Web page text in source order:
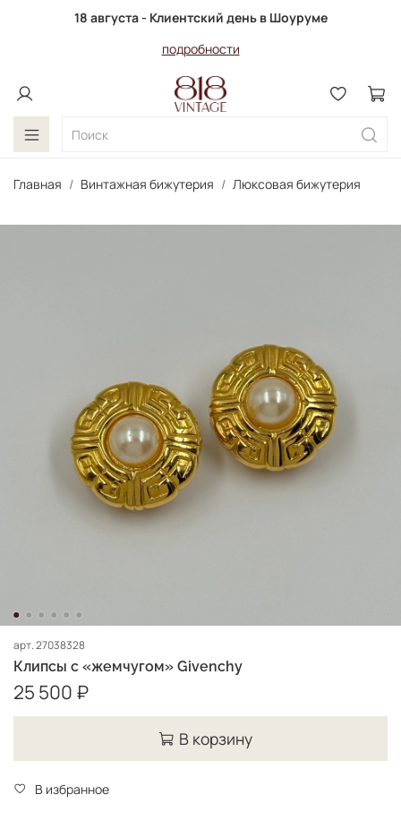
18 августа - Клиентский день в Шоуруме
подробности
Главная Винтажная бижутерия Люксовая бижутерия
арт.27038328
Клипсы с «жемчугом» Givenchy
25 500 ₽
В корзину
В избранное